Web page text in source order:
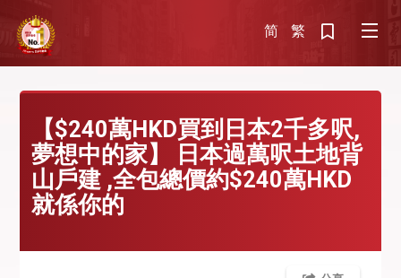
简 繁
【$240萬HKD買到日本2千多呎,
夢想中的家】 日本過萬呎土地背
山戶建 ,全包總價約$240萬HKD
就係你的